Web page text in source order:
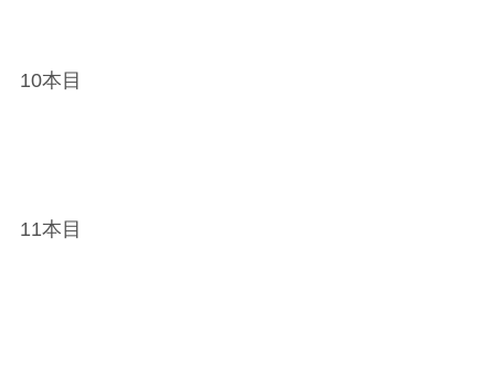
10本目
11本目